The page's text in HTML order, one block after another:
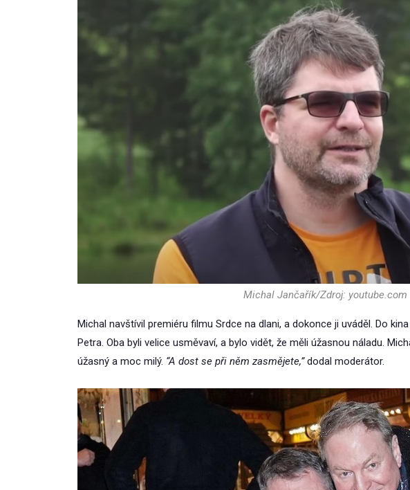
Michal Jančařík/Zdroj: youtube.com
Michal navštívil premiéru filmu Srdce na dlani, a dokonce ji uváděl. Do
Petra. Oba byli velice usměvaví, a bylo vidět, že měli úžasnou náladu.
úžasný a moc milý. “A dost se při něm zasmějete,”dodal moderátor.